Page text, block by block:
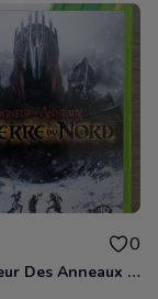
0
Le Seigneur Des Anneaux - La Guerre Du Nord Xbox 360